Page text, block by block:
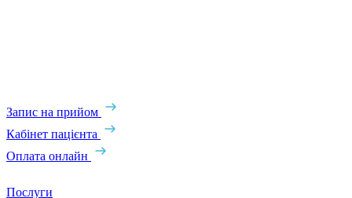
Запис на прийом
Кабінет пацієнта
Оплата онлайн
Послуги